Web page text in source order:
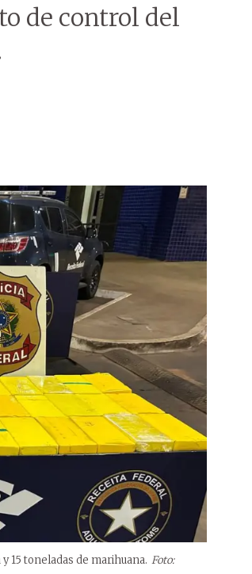
de control del
15 toneladas de marihuana. Foto: